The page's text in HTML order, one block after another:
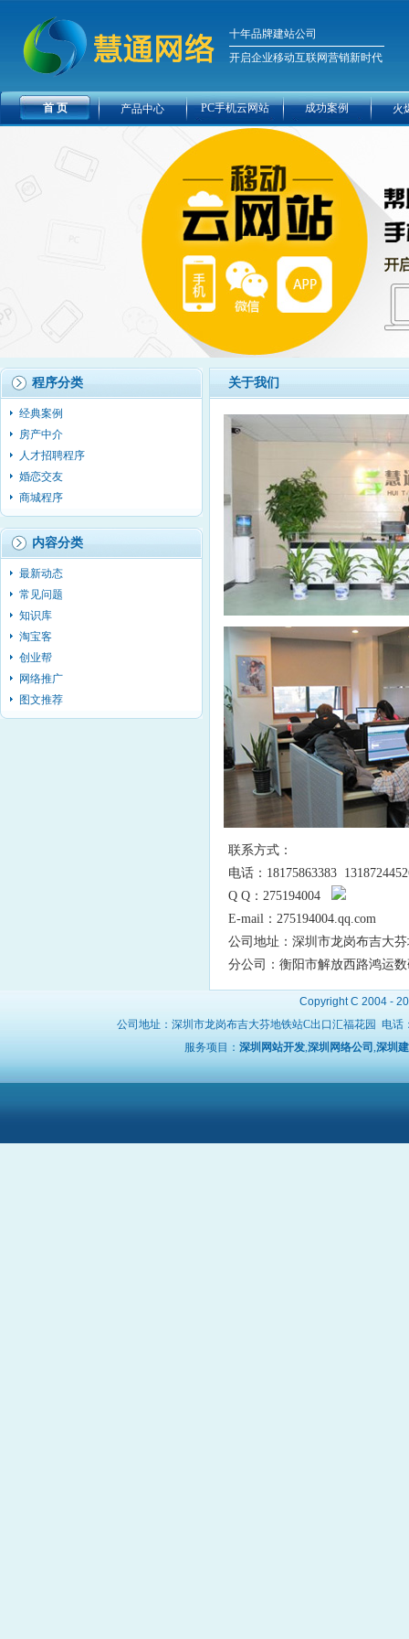
十年品牌建站公司
开启企业移动互联网营销新时代
首 页 产品中心 PC手机云网站 成功案例 火
程序分类
经典案例
房产中介
人才招聘程序
婚恋交友
商城程序
内容分类
最新动态
常见问题
知识库
淘宝客
创业帮
网络推广
图文推荐
关于我们
联系方式：
电话：18175863383
Q Q：275194004
E-mail：275194004.qq.com
公司地址：深圳市龙岗布吉大
分公司：衡阳市解放西路鸿运数
Copyright C 2004 -
公司地址：深圳市龙岗布吉大芬地铁站C出口汇福花园 电话
服务项目： 深圳网站开发,深圳网络公司 ,深圳